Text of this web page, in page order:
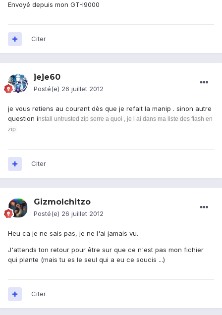
Envoyé depuis mon GT-I9000
Citer
jeje60
Posté(e) 26 juillet 2012
je vous retiens au courant dès que je refait la manip . sinon autre
question install untrusted zip serre a quoi , je l ai dans ma liste des flash en
zip.
Citer
GizmoIchitzo
Posté(e) 26 juillet 2012
Heu ca je ne sais pas, je ne l'ai jamais vu.
J'attends ton retour pour être sur que ce n'est pas mon fichier
qui plante (mais tu es le seul qui a eu ce soucis ...)
Citer